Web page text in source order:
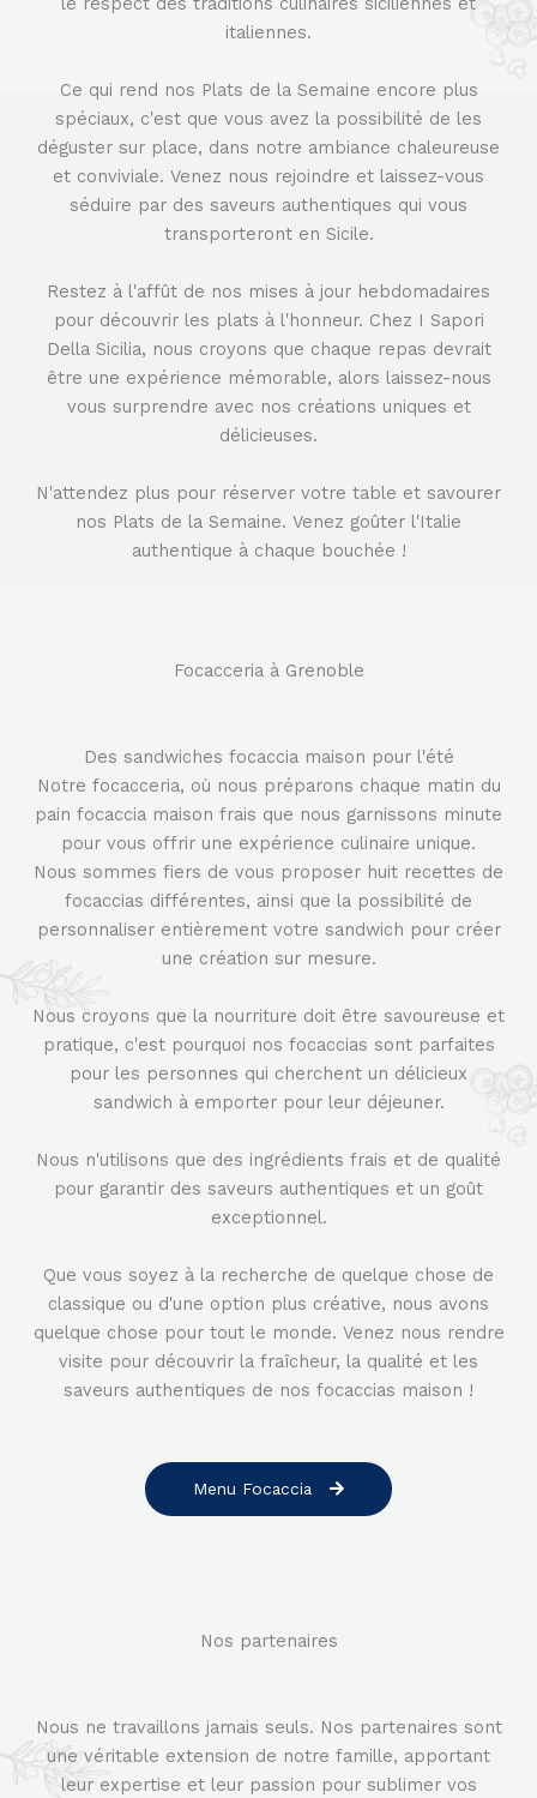
italiennes.
Ce qui rend nos Plats de la Semaine encore plus
spéciaux, c'est que vous avez la possibilité de les
déguster sur place, dans notre ambiance chaleureuse
et conviviale. Venez nous rejoindre et laissez-vous
séduire par des saveurs authentiques qui vous
transporteront en Sicile.
Restez à l'affût de nos mises à jour hebdomadaires
pour découvrir les plats à l'honneur. Chez I Sapori
Della Sicilia, nous croyons que chaque repas devrait
être une expérience mémorable, alors laissez-nous
vous surprendre avec nos créations uniques et
délicieuses.
N'attendez plus pour réserver votre table et savourer
nos Plats de la Semaine. Venez goûter l'Italie
authentique à chaque bouchée !
Focacceria à Grenoble
Des sandwiches focaccia maison pour l'été
Notre focacceria, où nous préparons chaque matin du
pain focaccia maison frais que nous garnissons minute
pour vous offrir une expérience culinaire unique.
Nous sommes fiers de vous proposer huit recettes de
focaccias différentes, ainsi que la possibilité de
personnaliser entièrement votre sandwich pour créer
une création sur mesure.
Nous croyons que la nourriture doit être savoureuse et
pratique, c'est pourquoi nos focaccias sont parfaites
pour les personnes qui cherchent un délicieux
sandwich à emporter pour leur déjeuner.
Nous n'utilisons que des ingrédients frais et de qualité
pour garantir des saveurs authentiques et un goût
exceptionnel.
Que vous soyez à la recherche de quelque chose de
classique ou d'une option plus créative, nous avons
quelque chose pour tout le monde. Venez nous rendre
visite pour découvrir la fraîcheur, la qualité et les
saveurs authentiques de nos focaccias maison !
Menu Focaccia
Nos partenaires
Nous ne travaillons jamais seuls. Nos partenaires sont
une véritable extension de notre famille, apportant
leur expertise et leur passion pour sublimer vos